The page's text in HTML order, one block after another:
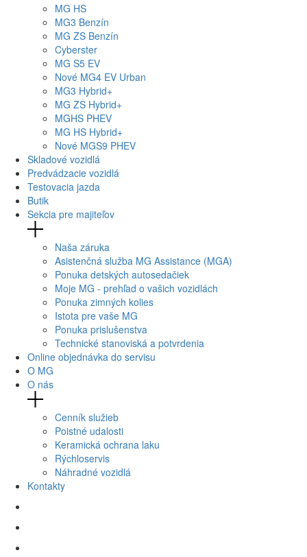
MG HS
MG3 Benzín
MG ZS Benzín
Cyberster
MG S5 EV
Nové MG4 EV Urban
MG3 Hybrid+
MG ZS Hybrid+
MGHS PHEV
MG HS Hybrid+
Nové MGS9 PHEV
Skladové vozidlá
Predvádzacie vozidlá
Testovacia jazda
Butik
Sekcia pre majiteľov
Naša záruka
Asistenčná služba MG Assistance (MGA)
Ponuka detských autosedačiek
Moje MG - prehľad o vašich vozidlách
Ponuka zimných kolies
Istota pre vaše MG
Ponuka prislušenstva
Technické stanoviská a potvrdenia
Online objednávka do servisu
O MG
O nás
Cenník služieb
Poistné udalosti
Keramická ochrana laku
Rýchloservis
Náhradné vozidlá
Kontakty